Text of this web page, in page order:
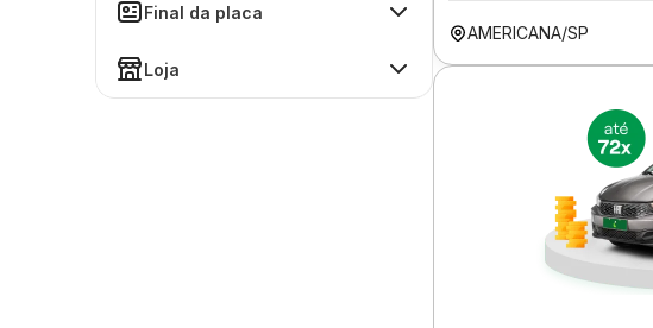
Final da placa
Loja
AMERICANA/SP